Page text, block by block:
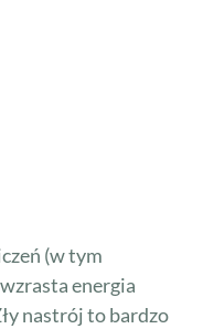
(w tym
energia
nastrój to bardzo